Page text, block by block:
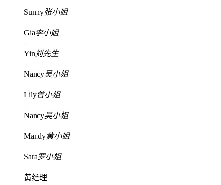
Sunny张小姐
Gia李小姐
Yin 刘先生
Nancy吴小姐
Lily曾小姐
Nancy吴小姐
Mandy黄小姐
Sara罗小姐
黄经理